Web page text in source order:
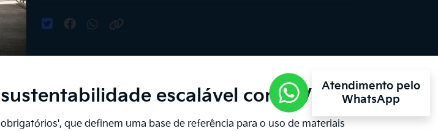
escalável com EV9
que definem uma base de referência para o uso de materiais
Atendimento pelo
WhatsApp